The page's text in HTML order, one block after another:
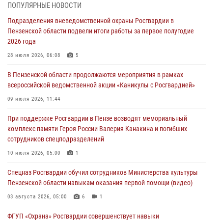
работы за первое полугодие 2026 года
Росгвардия обеспечила безопасность праздничных мероприятий в
В Пензе сотрудники Росгвардии задержали мужчину, который
дома
03 августа 2026, 05:59
Росгвардейцы Пензенской области отмечают 35-летие дежурной
03 августа 2026, 05:15
ПОПУЛЯРНЫЕ НОВОСТИ
Подразделения вневедомственной охраны Росгвардии в
Пензенской области подвели итоги работы за первое полугодие
2026 года
28 июля 2026, 06:08 5
В Пензенской области продолжаются мероприятия в рамках
всероссийской ведомственной акции «Каникулы с Росгвардией»
09 июля 2026, 11:44
При поддержке Росгвардии в Пензе возводят мемориальный
комплекс памяти Героя России Валерия Канакина и погибших
сотрудников спецподразделений
10 июля 2026, 05:00 1
Спецназ Росгвардии обучил сотрудников Министерства культуры
Пензенской области навыкам оказания первой помощи (видео)
03 августа 2026, 05:00 6 1
ФГУП «Охрана» Росгвардии совершенствует навыки